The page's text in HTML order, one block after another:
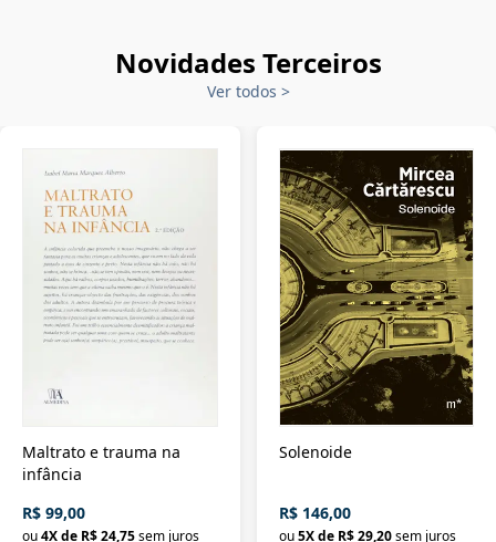
Novidades Terceiros
Ver todos >
Maltrato e trauma na
infância
R$ 99,00
ou4X de R$ 24,75sem juros
Solenoide
R$ 146,00
ou 5X de R$ 29,20 sem juros